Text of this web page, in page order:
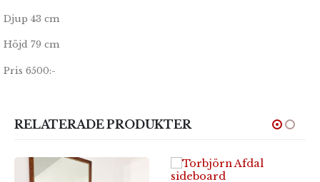
Djup 43 cm
Höjd 79 cm
Pris 6500:-
RELATERADE PRODUKTER